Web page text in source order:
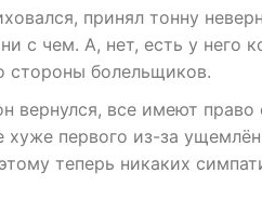
принял тонну
с чем. А, нет, есть у него
стороны болельщиков.
вернулся, все имеют право
первого из-за
теперь никаких